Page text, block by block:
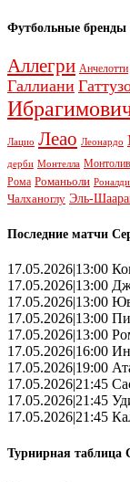
Футбольные бренды
Аллегри Анчелотти
Галлиани
Лацио Леао Леонардо
дерби Монтелла
Рома Романьоли
Чалханоглу Эль-
Последние матчи
17.05.2026|13:00
17.05.2026|13:00
17.05.2026|13:00
17.05.2026|13:00
17.05.2026|13:00
17.05.2026|16:00
17.05.2026|19:00
17.05.2026|21:45
17.05.2026|21:45
17.05.2026|21:45
Турнирная таблица